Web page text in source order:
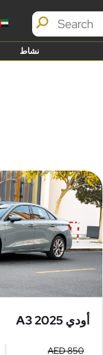
نشاط
أودي A3 2025
AED 850